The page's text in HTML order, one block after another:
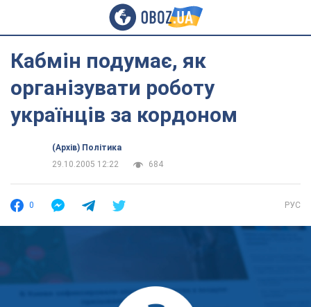
Кабмін подумає, як
організувати роботу
українців за кордоном
(Архів) Політика
29.10.2005 12:22
684
0 РУС